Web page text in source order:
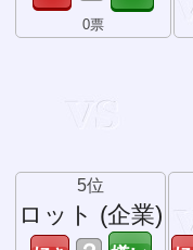
0票
5位
ロット (企業)